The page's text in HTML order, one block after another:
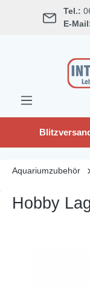
springen Tel.:
E-
Aquariumzubehör
Hobby
Bildergalerie